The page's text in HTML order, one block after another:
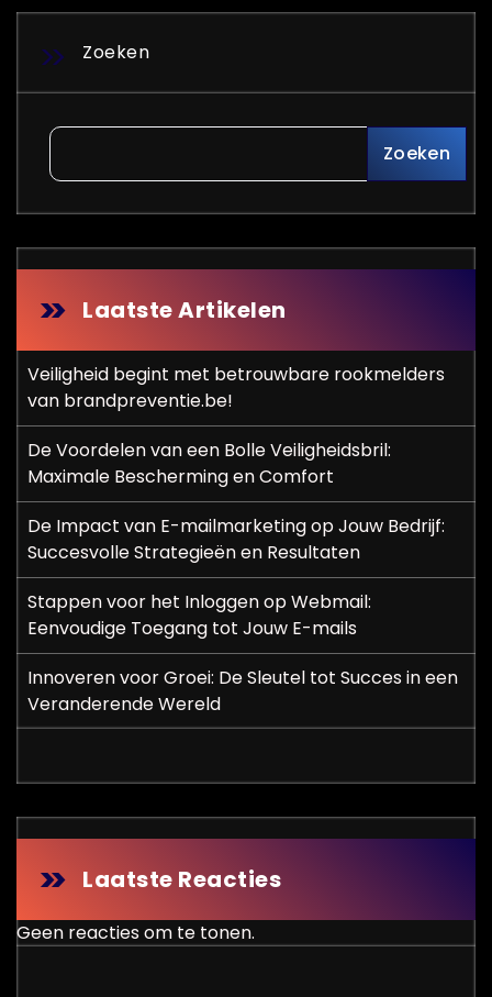
Zoeken
Zoeken
Laatste Artikelen
Veiligheid begint met betrouwbare rookmelders
van brandpreventie.be!
De Voordelen van een Bolle Veiligheidsbril:
Maximale Bescherming en Comfort
De Impact van E-mailmarketing op Jouw Bedrijf:
Succesvolle Strategieën en Resultaten
Stappen voor het Inloggen op Webmail:
Eenvoudige Toegang tot Jouw E-mails
Innoveren voor Groei: De Sleutel tot Succes in een
Veranderende Wereld
Laatste Reacties
Geen reacties om te tonen.